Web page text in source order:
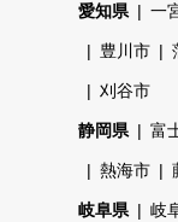
愛知県 一
豊川市
刈谷市
静岡県 富
熱海市
岐阜県 岐